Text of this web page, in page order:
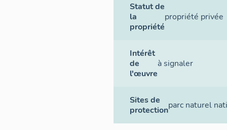
Statut de
la
propriété
propriété privée
Intérêt
de
l'œuvre
à signaler
Sites de
protectionparc naturel